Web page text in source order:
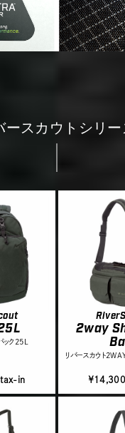
ースカウトシリ
ック25L
in
2way
リバースカウト
￥